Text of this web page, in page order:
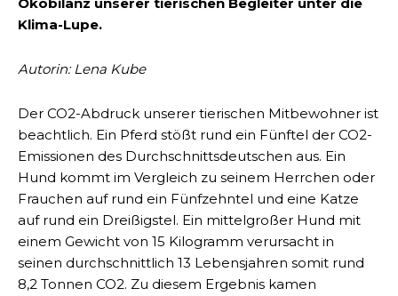
Klima-Lupe.
Autorin: Lena Kube
Der CO2-Abdruck unserer tierischen Mitbewohner ist
beachtlich. Ein Pferd stößt rund ein Fünftel der CO2-
Emissionen des Durchschnittsdeutschen aus. Ein
Hund kommt im Vergleich zu seinem Herrchen oder
Frauchen auf rund ein Fünfzehntel und eine Katze
auf rund ein Dreißigstel. Ein mittelgroßer Hund mit
einem Gewicht von 15 Kilogramm verursacht in
seinen durchschnittlich 13 Lebensjahren somit rund
8,2 Tonnen CO2. Zu diesem Ergebnis kamen